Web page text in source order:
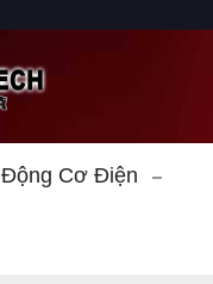
Động Cơ Điện